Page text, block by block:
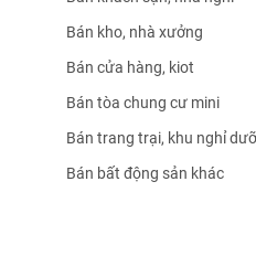
Bán kho, nhà xưởng
Bán cửa hàng, kiot
Bán tòa chung cư mini
Bán trang trại, khu nghỉ
Bán bất động sản khác